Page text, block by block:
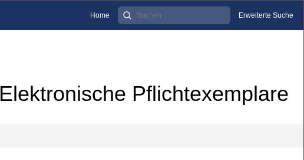
Home Erweiterte Suche
Elektronische Pflichtexemplare